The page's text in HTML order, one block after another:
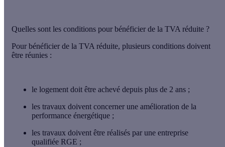
Quelles sont les conditions pour bénéficier de la TVA réduite ?
Pour bénéficier de la TVA réduite, plusieurs conditions doivent
être réunies :
le logement doit être achevé depuis plus de 2 ans ;
les travaux doivent concerner une amélioration de la
performance énergétique ;
les travaux doivent être réalisés par une entreprise
qualifiée RGE ;